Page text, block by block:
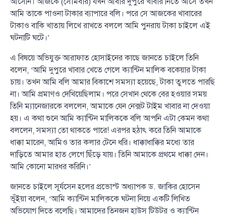
আমি তাকে পাওনা টাকার ব্যাপারে বলি। পরে সে আজকের খাবারের
টাকাও বাকি খাতায় লিখে রাখতে বললে আমি পুনরায় টাকা চাইলে এই
ঘটনাটি ঘটে।’
এ বিষয়ে অভিযুক্ত আরাফাত হোসাইনের কাছে জানতে চাইলে তিনি
বলেন, ‘আমি দুপুরে খাবার খেতে গেলে ক্যান্টিন মালিক বকেয়ার টাকা
চায়। তখন আমি বলি আমার বিকাশে সমস্যা হয়েছে, টাকা তুলতে পারছি
না। আমি প্রমাণও দেখিয়েছিলাম। পরে সেখান থেকে বের হওয়ার সময়
তিনি ম্যানেজারকে বললেন, আমাকে যেন নেক্সট টাইম খাবার না দেওয়া
হয়। এ কথা শুনে আমি ক্যান্টিন মালিককে বলি আপনি এটা কেমন কথা
বললেন, সমস্যা তো থাকতে পারে! এরপর হঠাৎ করে তিনি আমাকে
ধাক্কা মারেন, আমিও তার কলার টেনে ধরি। ধাক্কাধাক্কির মধ্যে তার
দাড়িতে আমার হাত লেগে ছিঁড়ে যায়। তিনি আমাকে প্রথমে ধাক্কা দেন।
আমি কোনো মারধর করিনি।’
জানতে চাইলে সূর্যসেন হলের প্রভোস্ট অধ্যাপক ড. জাকির হোসেন
ভূঁইয়া বলেন, ‘আমি ক্যান্টিন মালিককে ঘটনা নিয়ে একটি লিখিত
অভিযোগ দিতে বলেছি। আমাদের তিনজন হাউস টিউটর ও ক্যান্টিন